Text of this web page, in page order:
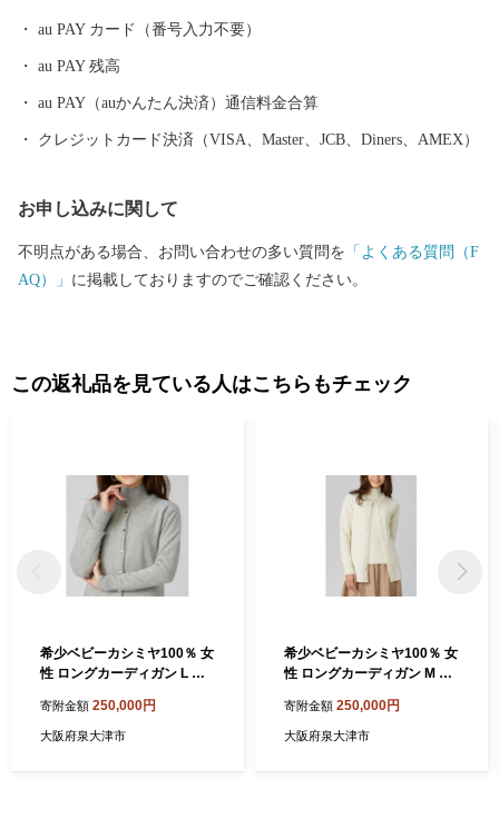
北部は大阪湾に面し、はるかに六甲山、淡路島を望むことができ
au PAY カード（番号入力不要）
au PAY 残高
au PAY（auかんたん決済）通信料金合算
クレジットカード決済（VISA、Master、JCB、Diners、AMEX）
お申し込みに関して
不明点がある場合、お問い合わせの多い質問を 「よくある質問（F
AQ）」 に掲載しておりますのでご確認ください。
この返礼品を見ている人はこちらもチェック
希少ベビーカシミヤ100％ 女
性 ロングカーディガン L ラ
[0910]
寄附金額 250,000円
大阪府泉大津市
希少ベビーカシミヤ100％ 女
性 ロングカーディガン M ホ
1]
寄附金額 250,000円
大阪府泉大津市